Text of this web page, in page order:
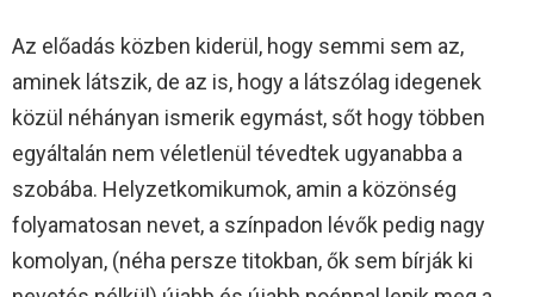
Az előadás közben kiderül, hogy semmi sem az,
aminek látszik, de az is, hogy a látszólag idegenek
közül néhányan ismerik egymást, sőt hogy többen
egyáltalán nem véletlenül tévedtek ugyanabba a
szobába. Helyzetkomikumok, amin a közönség
folyamatosan nevet, a színpadon lévők pedig nagy
komolyan, (néha persze titokban, ők sem bírják ki